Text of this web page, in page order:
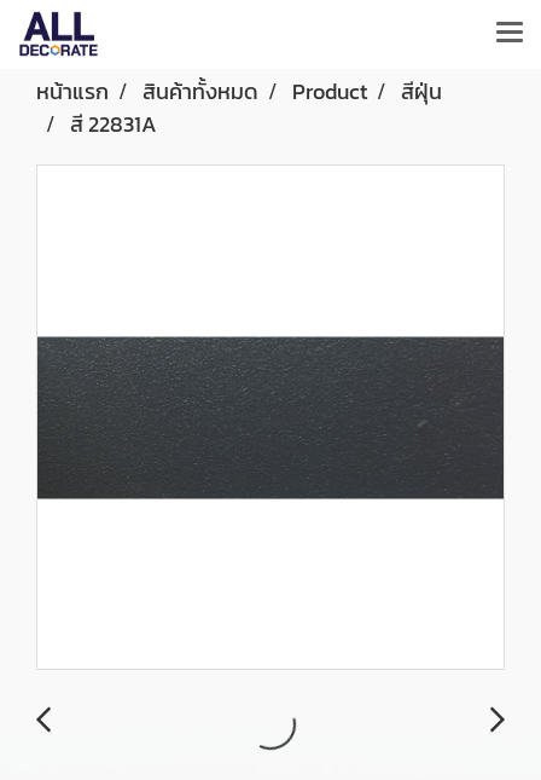
หน้าแรก สินค้าทั้งหมด Product
สีฝุ่น
สี 22831A